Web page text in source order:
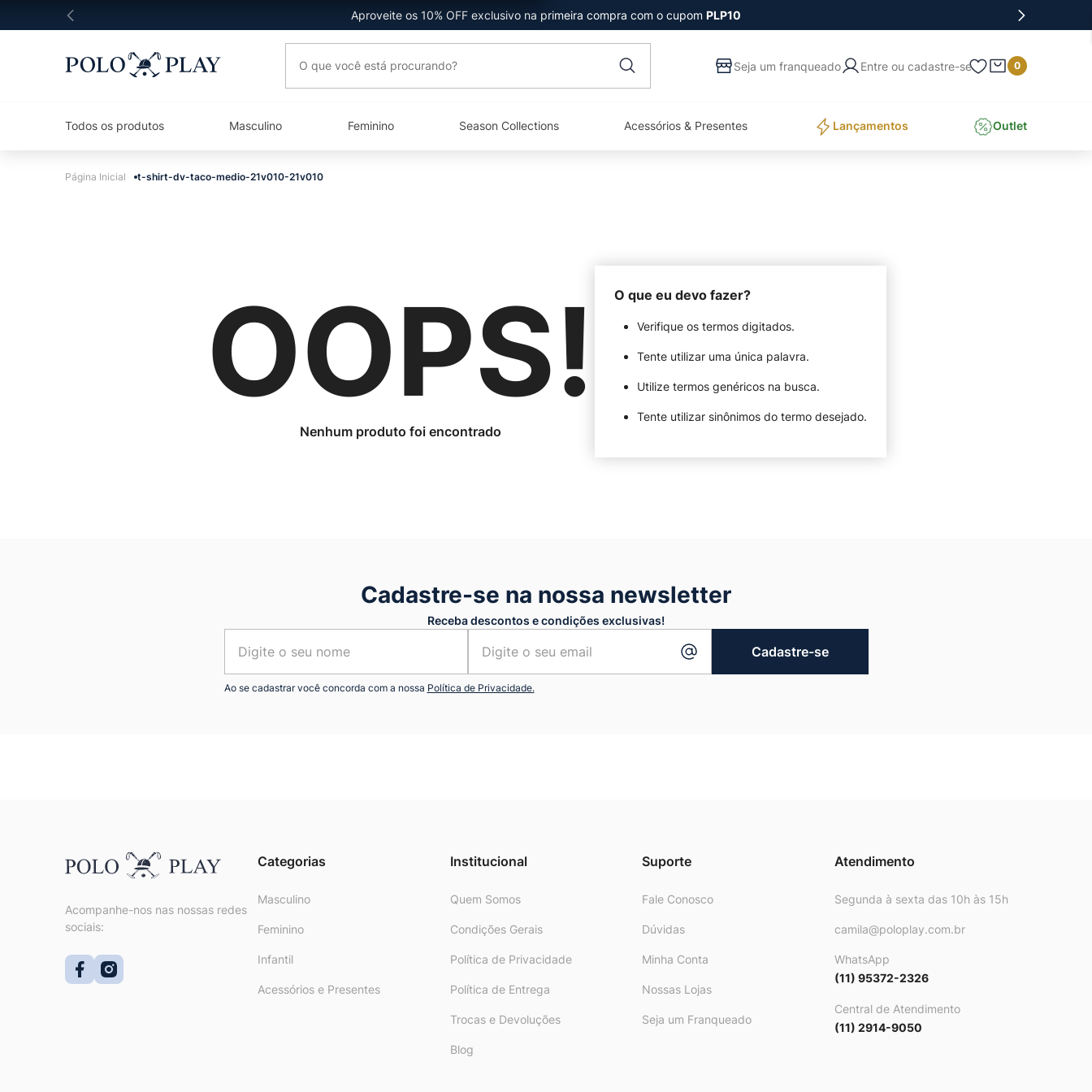
Aproveite os 10% OFF exclusivo na primeira compra com o cupom PLP10
Entre ou cadastre-se 0
Todos os produtos Masculino Feminino Season Collections Acessórios & Presentes Lançamentos Outlet
t-shirt-dv-taco-medio-21v010-21v010
OOPS! O que eu devo fazer?
Verifique os termos digitados.
Tente utilizar uma única palavra.
Utilize termos genéricos na busca.
Tente utilizar sinônimos do termo desejado.
Cadastre-se na nossa newsletter
Receba descontos e condições exclusivas!
Cadastre-se
Ao se cadastrar você concorda com a nossa Política de Privacidade.
Acompanhe-nos nas nossas redes
sociais:
Categorias
Masculino
Feminino
Infantil
Acessórios e Presentes
Institucional
Quem Somos
Condições Gerais
Política de Privacidade
Política de Entrega
Trocas e Devoluções
Blog
Suporte
Fale Conosco
Dúvidas
Minha Conta
Nossas Lojas
Seja um Franqueado
Atendimento
Segunda à sexta das 10h às 15h
camila@poloplay.com.br
WhatsApp
(11) 95372-2326
Central de Atendimento
(11) 2914-9050